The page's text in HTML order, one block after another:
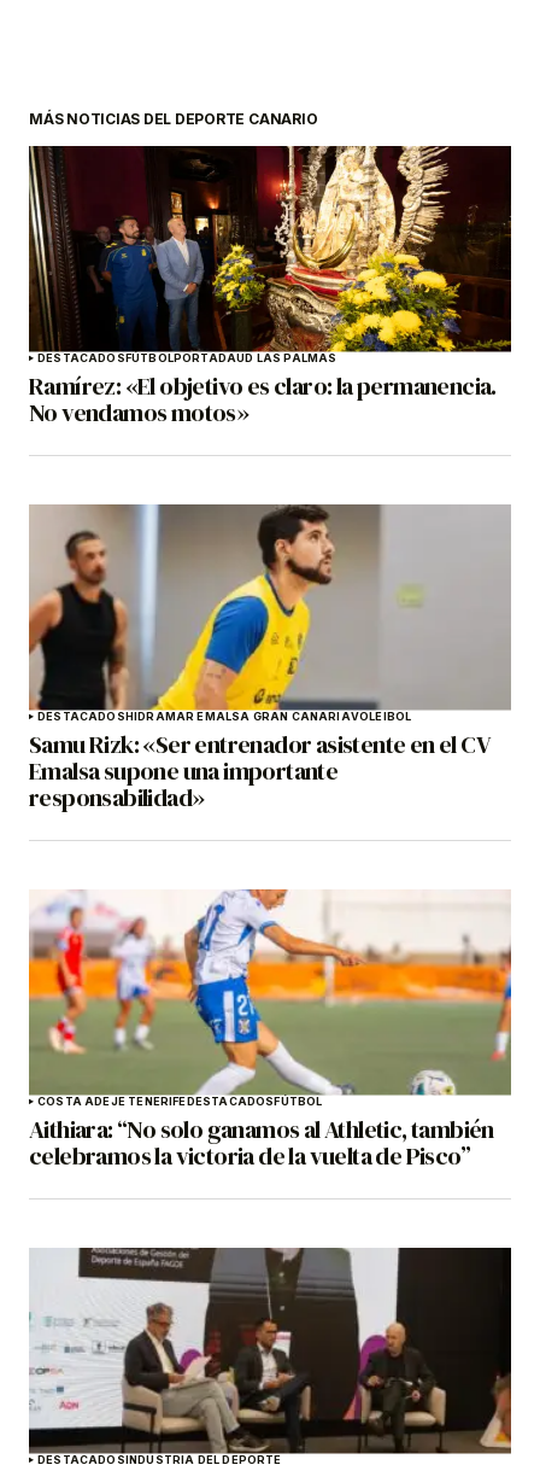
MÁS NOTICIAS DEL DEPORTE CANARIO
DESTACADOSFÚTBOLPORTADAUD LAS PALMAS
Ramírez: «El objetivo es claro: la permanencia.
No vendamos motos»
DESTACADOSHIDRAMAR EMALSA GRAN CANARIAVOLEIBOL
Samu Rizk: «Ser entrenador asistente en el CV
Emalsa supone una importante
responsabilidad»
COSTA ADEJE TENERIFEDESTACADOSFÚTBOL
Aithiara: “No solo ganamos al Athletic, también
celebramos la victoria de la vuelta de Pisco”
DESTACADOSINDUSTRIA DEL DEPORTE